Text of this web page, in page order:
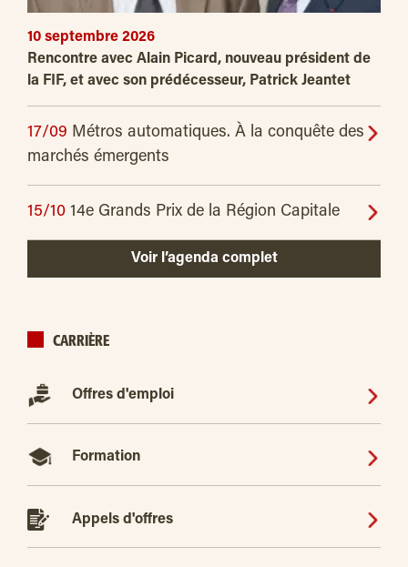
10 septembre 2026
Rencontre avec Alain Picard, nouveau président de
la FIF, et avec son prédécesseur, Patrick Jeantet
17/09 Métros automatiques. À la conquête des
marchés émergents
15/10 14e Grands Prix de la Région Capitale
Voir l’agenda complet
CARRIÈRE
Offres d'emploi
Formation
Appels d'offres